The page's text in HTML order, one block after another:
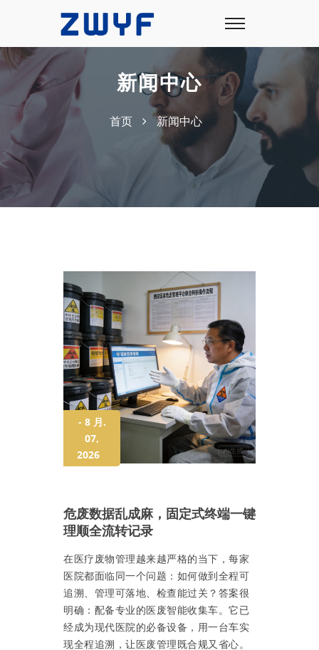
新闻中心
首页 新闻中心
- 8 月.
07,
2026
危废数据乱成麻，固定式终端一键
理顺全流转记录
在医疗废物管理越来越严格的当下，每家
医院都面临同一个问题：如何做到全程可
追溯、管理可落地、检查能过关？答案很
明确：配备专业的医废智能收集车。它已
经成为现代医院的必备设备，用一台车实
现全程追溯，让医废管理既合规又省心。